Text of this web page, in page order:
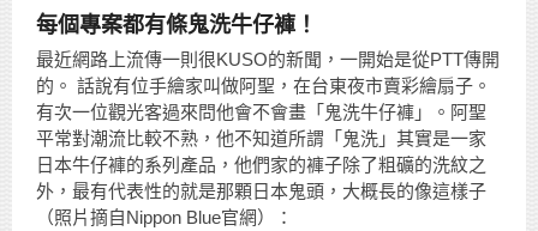
每個專案都有條鬼洗牛仔褲！
最近網路上流傳一則很KUSO的新聞，一開始是從PTT傳開
的。 話說有位手繪家叫做阿聖，在台東夜市賣彩繪扇子。
有次一位觀光客過來問他會不會畫「鬼洗牛仔褲」。阿聖
平常對潮流比較不熟，他不知道所謂「鬼洗」其實是一家
日本牛仔褲的系列產品，他們家的褲子除了粗礦的洗紋之
外，最有代表性的就是那顆日本鬼頭，大概長的像這樣子
（照片摘自Nippon Blue官網）：